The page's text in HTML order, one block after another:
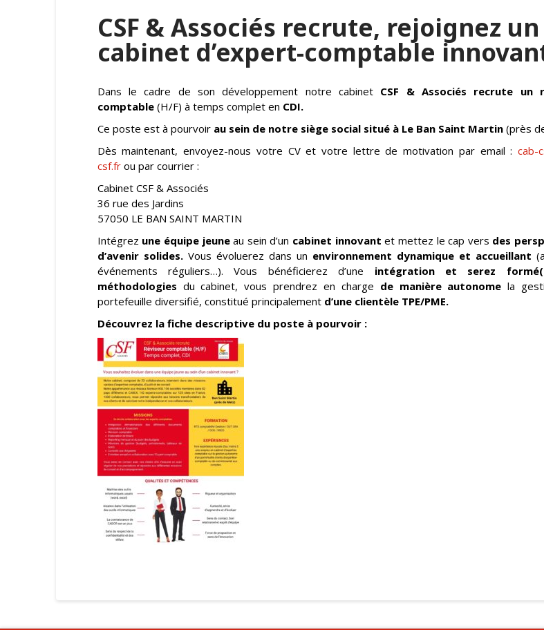
CSF & Associés recrute, rejoignez un
cabinet d’expert-comptable
Dans le cadre de son développement notre cabinet CSF & Associés recrute un
comptable(H/F) à temps complet en CDI.
Ce poste est à pourvoir au sein de notre siège social situé à Le Ban Saint Martin(près
Dès maintenant, envoyez-nous votre CV et votre lettre de motivation par email :cab-
csf.frou par courrier :
Cabinet CSF & Associés
36 rue des Jardins
57050 LE BAN SAINT MARTIN
Intégrez une équipe jeuneau sein d’un cabinet innovant et mettez le cap vers des
d’avenir solides. Vous évoluerez dans un environnement dynamique et accueillant
événements réguliers…). Vous bénéficierez d’une intégration et serez
méthodologies du cabinet, vous prendrez en charge de manière autonome la
portefeuille diversifié, constitué principalement d’une clientèle TPE/PME.
Découvrez la fiche descriptive du poste à pourvoir :